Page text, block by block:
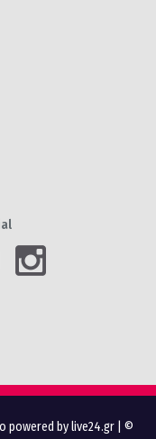
powered by live24.gr | ©